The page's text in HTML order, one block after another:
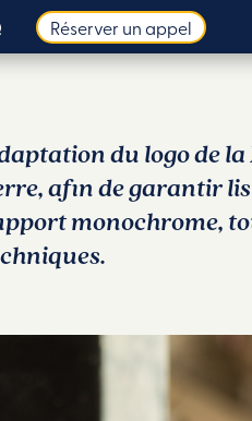
Réserver un appel
du logo de
afin de garantir
monochrome,